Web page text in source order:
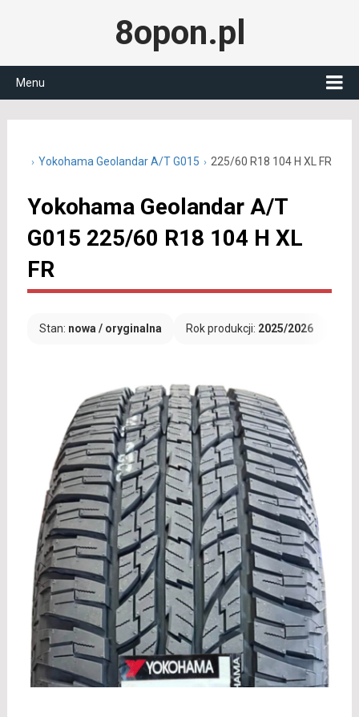
8opon.pl
Menu
Yokohama Geolandar A/T G015 225/60 R18 104 H XL FR
Yokohama Geolandar A/T
G015 225/60 R18 104 H XL
FR
Stan: nowa / oryginalna Rok produkcji: 2025/2026